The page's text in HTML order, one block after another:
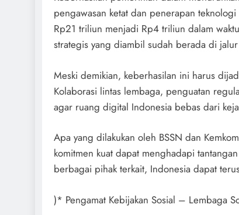
pengawasan ketat dan penerapan
Rp21 triliun menjadi Rp4 triliun dalam
strategis yang diambil sudah berada di
Meski demikian, keberhasilan ini harus
Kolaborasi lintas lembaga, penguatan
agar ruang digital Indonesia bebas dari
Apa yang dilakukan oleh BSSN dan
komitmen kuat dapat menghadapi
berbagai pihak terkait, Indonesia dapat
)* Pengamat Kebijakan Sosial – Lembaga